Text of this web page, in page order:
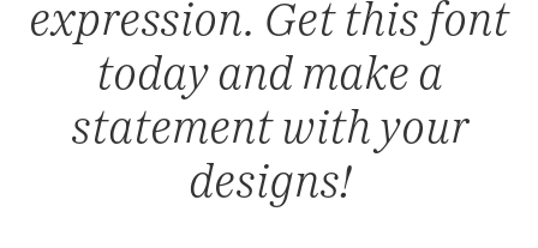
expression. Get this font
today and make a
statement with your
designs!